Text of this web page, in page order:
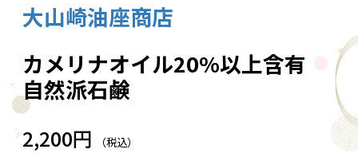
大山崎油座商店
カメリナオイル20%以上含有
自然派石鹸
2,200円 （税込）